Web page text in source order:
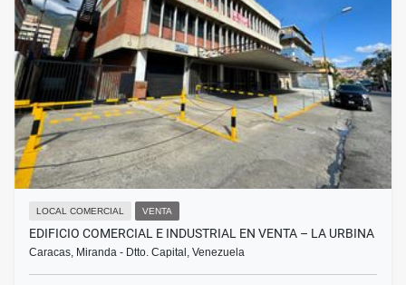
LOCAL COMERCIAL VENTA
EDIFICIO COMERCIAL E INDUSTRIAL EN VENTA – LA URBINA
Caracas, Miranda - Dtto. Capital, Venezuela